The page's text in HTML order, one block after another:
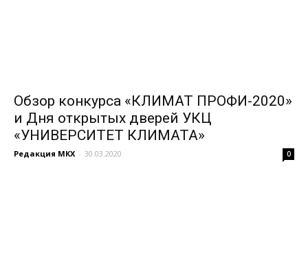
Обзор конкурса «КЛИМАТ ПРОФИ-2020»
и Дня открытых дверей УКЦ
«УНИВЕРСИТЕТ КЛИМАТА»
Редакция МКХ - 30.03.2020 0